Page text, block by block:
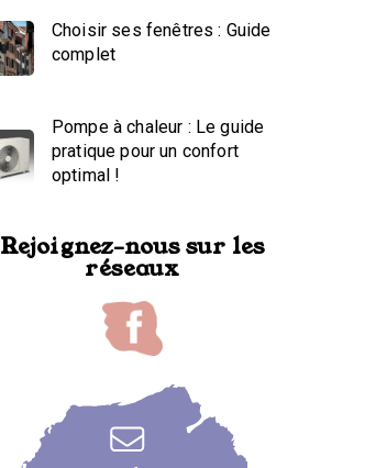
Choisir ses fenêtres : Guide
complet
Pompe à chaleur : Le guide
pratique pour un confort
optimal !
Rejoignez-nous sur les
réseaux